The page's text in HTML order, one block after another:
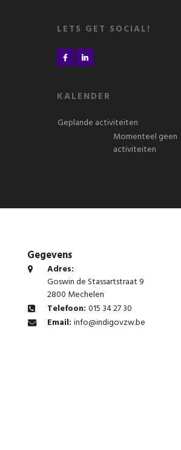
LETS GET SOCIAL!
KALENDER
Geplande activiteiten
Momenteel geen
activiteiten
Gegevens
Adres:
Goswin de Stassartstraat 9
2800 Mechelen
Telefoon: 015 34 27 30
Email: info@indigovzw.be